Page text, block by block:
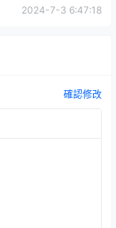
四機合體機構！
2024-7-3 6:47:18
確認修改